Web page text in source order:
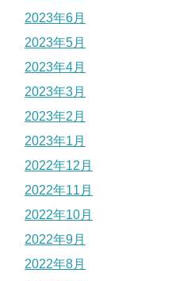
2023年6月
2023年5月
2023年4月
2023年3月
2023年2月
2023年1月
2022年12月
2022年11月
2022年10月
2022年9月
2022年8月